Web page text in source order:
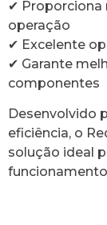
✔ Proporciona
operação
✔ Excelente
✔ Garante
componentes
Desenvolvido
eficiência, o
solução ideal